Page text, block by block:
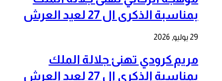
بمناسبة الذكرى ال 27 لعيد العرش
29 يوليو, 2026
مريم كرودي تهنئ جلالة الملك
بمناسبة الذكرى ال 27 لعيد العرش